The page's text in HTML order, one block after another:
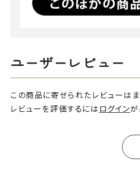
ユーザーレビュー
この商品に寄せられたレビューはま
レビューを評価するには ログインが